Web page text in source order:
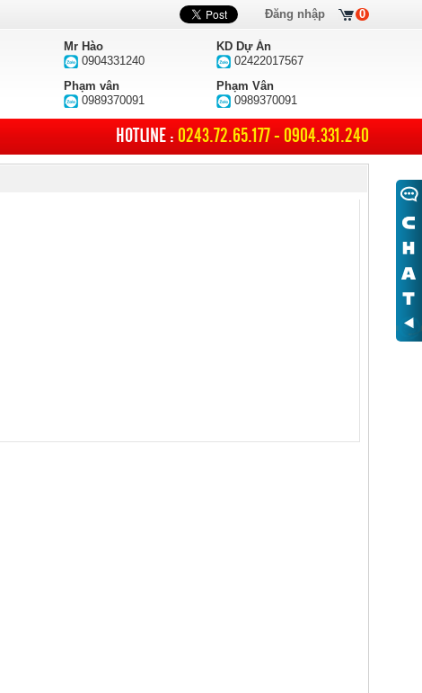
Mr Hào
0904331240
KD Dự Án
02422017567
Phạm vân
0989370091
Phạm Vân
0989370091
HOTLINE : 0243.72.65.177 - 0904.331.240
0
Đăng nhập